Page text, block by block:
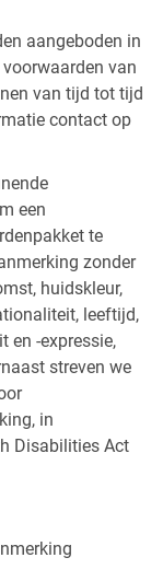
aangeboden in
van
van tijd tot tijd
contact op
een
te
zonder
huidskleur,
leeftijd,
en -expressie,
streven we
in
Disabilities Act